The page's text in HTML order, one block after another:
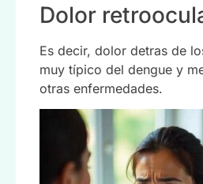
Dolor
Es decir, dolor detras de
muy típico del dengue y
otras enfermedades.